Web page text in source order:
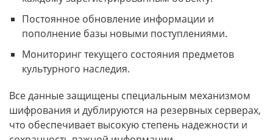
Постоянное обновление информации и
пополнение базы новыми поступлениями.
Мониторинг текущего состояния предметов
культурного наследия.
Все данные защищены специальным механизмом
шифрования и дублируются на резервных серверах,
что обеспечивает высокую степень надежности и